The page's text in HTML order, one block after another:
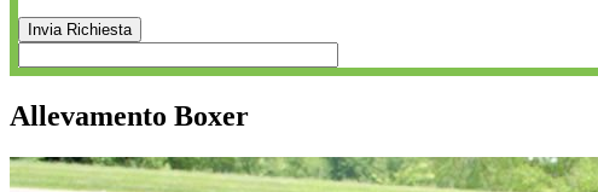
Allevamento Boxer